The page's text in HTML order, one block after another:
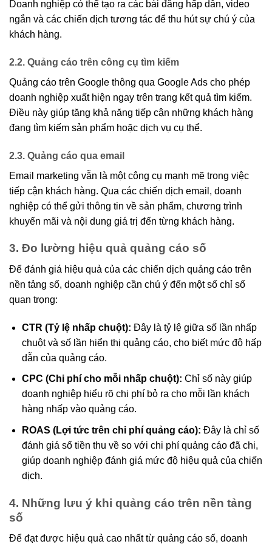
Doanh nghiệp có thể tạo ra các bài đăng hấp dẫn, video
ngắn và các chiến dịch tương tác để thu hút sự chú ý của
khách hàng.
2.2. Quảng cáo trên công cụ tìm kiếm
Quảng cáo trên Google thông qua Google Ads cho phép
doanh nghiệp xuất hiện ngay trên trang kết quả tìm kiếm.
Điều này giúp tăng khả năng tiếp cận những khách hàng
đang tìm kiếm sản phẩm hoặc dịch vụ cụ thể.
2.3. Quảng cáo qua email
Email marketing vẫn là một công cụ mạnh mẽ trong việc
tiếp cận khách hàng. Qua các chiến dịch email, doanh
nghiệp có thể gửi thông tin về sản phẩm, chương trình
khuyến mãi và nội dung giá trị đến từng khách hàng.
3. Đo lường hiệu quả quảng cáo số
Để đánh giá hiệu quả của các chiến dịch quảng cáo trên
nền tảng số, doanh nghiệp cần chú ý đến một số chỉ số
quan trọng:
CTR (Tỷ lệ nhấp chuột): Đây là tỷ lệ giữa số lần nhấp
chuột và số lần hiển thị quảng cáo, cho biết mức độ hấp
dẫn của quảng cáo.
CPC (Chi phí cho mỗi nhấp chuột): Chỉ số này giúp
doanh nghiệp hiểu rõ chi phí bỏ ra cho mỗi lần khách
hàng nhấp vào quảng cáo.
ROAS (Lợi tức trên chi phí quảng cáo): Đây là chỉ số
đánh giá số tiền thu về so với chi phí quảng cáo đã chi,
giúp doanh nghiệp đánh giá mức độ hiệu quả của chiến
dịch.
4. Những lưu ý khi quảng cáo trên nền tảng
số
Để đạt được hiệu quả cao nhất từ quảng cáo số, doanh